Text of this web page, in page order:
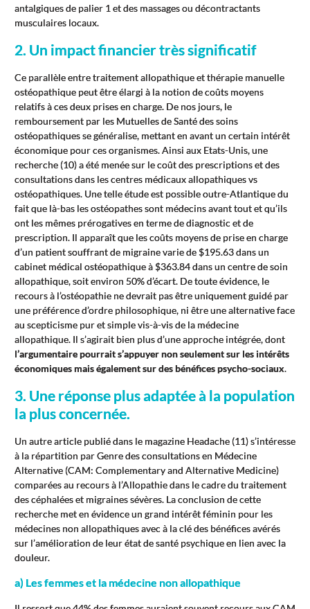
antalgiques de palier 1 et des massages ou décontractants
musculaires locaux.
2. Un impact financier très significatif
Ce parallèle entre traitement allopathique et thérapie manuelle
ostéopathique peut être élargi à la notion de coûts moyens
relatifs à ces deux prises en charge. De nos jours, le
remboursement par les Mutuelles de Santé des soins
ostéopathiques se généralise, mettant en avant un certain intérêt
économique pour ces organismes. Ainsi aux Etats-Unis, une
recherche (10) a été menée sur le coût des prescriptions et des
consultations dans les centres médicaux allopathiques vs
ostéopathiques. Une telle étude est possible outre-Atlantique du
fait que là-bas les ostéopathes sont médecins avant tout et qu’ils
ont les mêmes prérogatives en terme de diagnostic et de
prescription. Il apparaît que les coûts moyens de prise en charge
d’un patient souffrant de migraine varie de $195.63 dans un
cabinet médical ostéopathique à $363.84 dans un centre de soin
allopathique, soit environ 50% d’écart. De toute évidence, le
recours à l’ostéopathie ne devrait pas être uniquement guidé par
une préférence d’ordre philosophique, ni être une alternative face
au scepticisme pur et simple vis-à-vis de la médecine
allopathique. Il s’agirait bien plus d’une approche intégrée, dont
l’argumentaire pourrait s’appuyer non seulement sur les intérêts
économiques mais également sur des bénéfices psycho-sociaux.
3. Une réponse plus adaptée à la population
la plus concernée.
Un autre article publié dans le magazine Headache (11) s’intéresse
à la répartition par Genre des consultations en Médecine
Alternative (CAM: Complementary and Alternative Medicine)
comparées au recours à l’Allopathie dans le cadre du traitement
des céphalées et migraines sévères. La conclusion de cette
recherche met en évidence un grand intérêt féminin pour les
médecines non allopathiques avec à la clé des bénéfices avérés
sur l’amélioration de leur état de santé psychique en lien avec la
douleur.
a) Les femmes et la médecine non allopathique